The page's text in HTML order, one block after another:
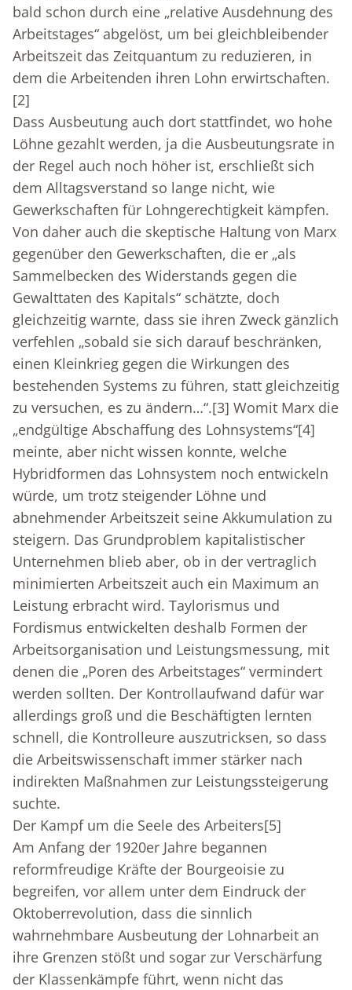
bald schon durch eine „relative Ausdehnung des
Arbeitstages“ abgelöst, um bei gleichbleibender
Arbeitszeit das Zeitquantum zu reduzieren, in
dem die Arbeitenden ihren Lohn erwirtschaften.
[2]
Dass Ausbeutung auch dort stattfindet, wo hohe
Löhne gezahlt werden, ja die Ausbeutungsrate in
der Regel auch noch höher ist, erschließt sich
dem Alltagsverstand so lange nicht, wie
Gewerkschaften für Lohngerechtigkeit kämpfen.
Von daher auch die skeptische Haltung von Marx
gegenüber den Gewerkschaften, die er „als
Sammelbecken des Widerstands gegen die
Gewalttaten des Kapitals“ schätzte, doch
gleichzeitig warnte, dass sie ihren Zweck gänzlich
verfehlen „sobald sie sich darauf beschränken,
einen Kleinkrieg gegen die Wirkungen des
bestehenden Systems zu führen, statt gleichzeitig
zu versuchen, es zu ändern…“.[3] Womit Marx die
„endgültige Abschaffung des Lohnsystems“[4]
meinte, aber nicht wissen konnte, welche
Hybridformen das Lohnsystem noch entwickeln
würde, um trotz steigender Löhne und
abnehmender Arbeitszeit seine Akkumulation zu
steigern. Das Grundproblem kapitalistischer
Unternehmen blieb aber, ob in der vertraglich
minimierten Arbeitszeit auch ein Maximum an
Leistung erbracht wird. Taylorismus und
Fordismus entwickelten deshalb Formen der
Arbeitsorganisation und Leistungsmessung, mit
denen die „Poren des Arbeitstages“ vermindert
werden sollten. Der Kontrollaufwand dafür war
allerdings groß und die Beschäftigten lernten
schnell, die Kontrolleure auszutricksen, so dass
die Arbeitswissenschaft immer stärker nach
indirekten Maßnahmen zur Leistungssteigerung
suchte.
Der Kampf um die Seele des Arbeiters[5]
Am Anfang der 1920er Jahre begannen
reformfreudige Kräfte der Bourgeoisie zu
begreifen, vor allem unter dem Eindruck der
Oktoberrevolution, dass die sinnlich
wahrnehmbare Ausbeutung der Lohnarbeit an
ihre Grenzen stößt und sogar zur Verschärfung
der Klassenkämpfe führt, wenn nicht das